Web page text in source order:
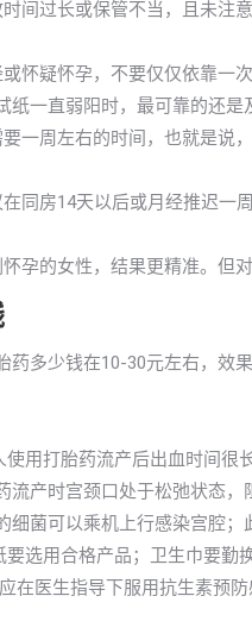
间过长或保管不当，且未注
怀疑怀孕，不要仅仅依靠一
纸一直弱阳时，最可靠的还是
一周左右的时间，也就是说
同房14天以后或月经推迟一
孕的女性，结果更精准。但
药多少钱在10-30元左右，效
使用打胎药流产后出血时间
流产时宫颈口处于松弛状态
细菌可以乘机上行感染宫腔
选用合格产品；卫生巾要勤
在医生指导下服用抗生素预